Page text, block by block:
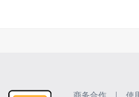
商务合作 | 使